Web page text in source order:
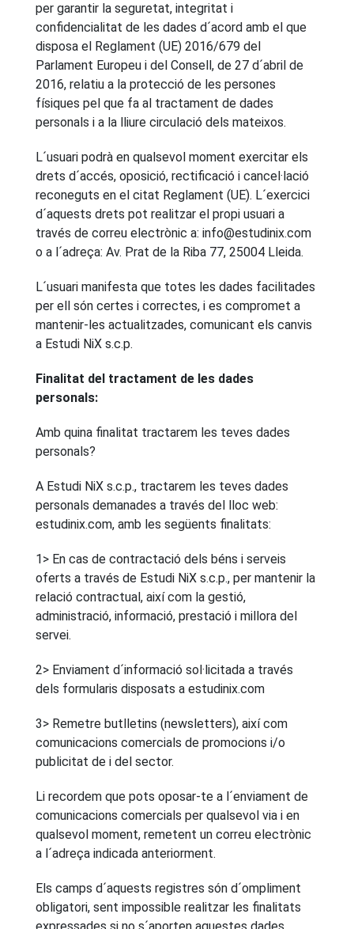
per garantir la seguretat, integritat i
confidencialitat de les dades d´acord amb el que
disposa el Reglament (UE) 2016/679 del
Parlament Europeu i del Consell, de 27 d´abril de
2016, relatiu a la protecció de les persones
físiques pel que fa al tractament de dades
personals i a la lliure circulació dels mateixos.
L´usuari podrà en qualsevol moment exercitar els
drets d´accés, oposició, rectificació i cancel·lació
reconeguts en el citat Reglament (UE). L´exercici
d´aquests drets pot realitzar el propi usuari a
través de correu electrònic a: info@estudinix.com
o a l´adreça: Av. Prat de la Riba 77, 25004 Lleida.
L´usuari manifesta que totes les dades facilitades
per ell són certes i correctes, i es compromet a
mantenir-les actualitzades, comunicant els canvis
a Estudi NiX s.c.p.
Finalitat del tractament de les dades
personals:
Amb quina finalitat tractarem les teves dades
personals?
A Estudi NiX s.c.p., tractarem les teves dades
personals demanades a través del lloc web:
estudinix.com, amb les següents finalitats:
1> En cas de contractació dels béns i serveis
oferts a través de Estudi NiX s.c.p., per mantenir la
relació contractual, així com la gestió,
administració, informació, prestació i millora del
servei.
2> Enviament d´informació sol·licitada a través
dels formularis disposats a estudinix.com
3> Remetre butlletins (newsletters), així com
comunicacions comercials de promocions i/o
publicitat de i del sector.
Li recordem que pots oposar-te a l´enviament de
comunicacions comercials per qualsevol via i en
qualsevol moment, remetent un correu electrònic
a l´adreça indicada anteriorment.
Els camps d´aquests registres són d´ompliment
obligatori, sent impossible realitzar les finalitats